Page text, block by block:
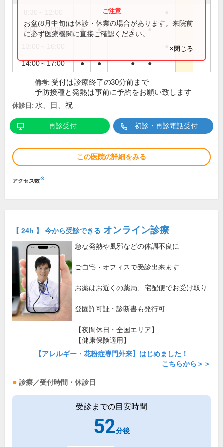
9:00～13:00 ● ● ● ●
14:00～17:00 ● ● ● ●
お盆(8月中旬)は休診・休業の場合があります。来院前
に必ず医療機関に直接ご確認ください。
×閉じる
備考: 受付は診療終了の30分前まで
予防接種と発熱は事前に予約をお願い致します
休診日: 水、日、祝
再診受付 初診・再診電話受付
この医院の詳細をみる
アクセス数※
【 24h 】 今から受診できる オンライン診療
急な発熱や風邪などの体調不良に
ご自宅・オフィスで受診出来ます
お薬はお近くの薬局、宅配便でお受け取り
登園許可証・診断書も発行可
【夜間休日・全国エリア】
【健康保険適用】
【アレルギー・花粉症専門外来】はじめました！
こちらから＞＞
診療／受付時間・休診日
受診までの目安時間
52分後